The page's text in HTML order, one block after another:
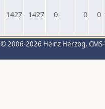
1427 1427 0 0 0
© 2006-2026 Heinz Herzog,